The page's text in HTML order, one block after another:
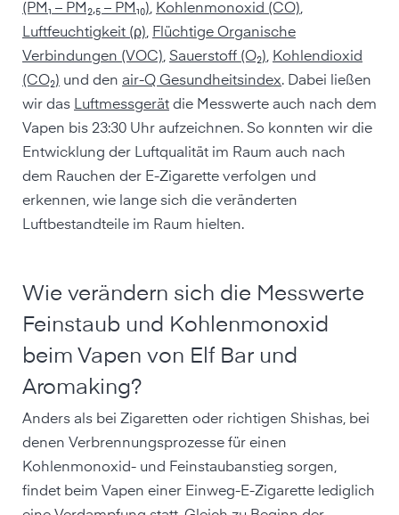
(PM₁ – PM₂,₅ – PM₁₀), Kohlenmonoxid (CO),
Luftfeuchtigkeit (ρ), Flüchtige Organische
Verbindungen (VOC), Sauerstoff (O₂), Kohlendioxid
(CO₂) und den air-Q Gesundheitsindex. Dabei ließen
wir das Luftmessgerät die Messwerte auch nach dem
Vapen bis 23:30 Uhr aufzeichnen. So konnten wir die
Entwicklung der Luftqualität im Raum auch nach
dem Rauchen der E-Zigarette verfolgen und
erkennen, wie lange sich die veränderten
Luftbestandteile im Raum hielten.
Wie verändern sich die Messwerte
Feinstaub und Kohlenmonoxid
beim Vapen von Elf Bar und
Aromaking?
Anders als bei Zigaretten oder richtigen Shishas, bei
denen Verbrennungsprozesse für einen
Kohlenmonoxid- und Feinstaubanstieg sorgen,
findet beim Vapen einer Einweg-E-Zigarette lediglich